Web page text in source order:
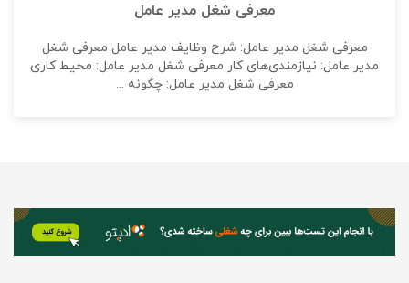
معرفی شغل مدیر عامل
معرفی شغل مدیر عامل: شرح وظایف مدیر عامل معرفی شغل
مدیر عامل: نیازمندی‌های کار معرفی شغل مدیر عامل: محیط کاری
معرفی شغل مدیر عامل: چگونه ...